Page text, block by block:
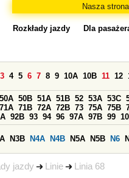
Nasza
jazdy Linie Linia 68
Rozkłady jazdy Dla
3 4 5 6 7 8 9 10A 10B 11 12
50A 50B 51A 51B 52 53A 53C
71A 71B 72A 72B 73 75A 75B
92B 93 94 96 97A 97B 99
N3B N4A N4B N5A N5B N6